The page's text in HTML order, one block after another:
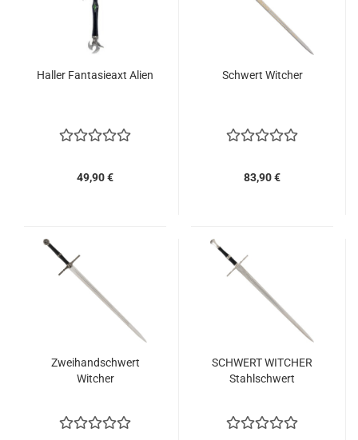
Haller Fantasieaxt Alien
49,90 €
Schwert Witcher
83,90 €
Zweihandschwert
Witcher
SCHWERT WITCHER
Stahlschwert